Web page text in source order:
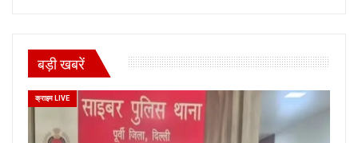
बड़ी खबरें
क्राइम LIVE